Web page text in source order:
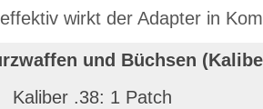
wirkt der Adapter in
und Büchsen
Kaliber .38: 1 Patch